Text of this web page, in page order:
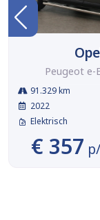
Peugeot e-
91.329 km
2022
Elektrisch
€ 357